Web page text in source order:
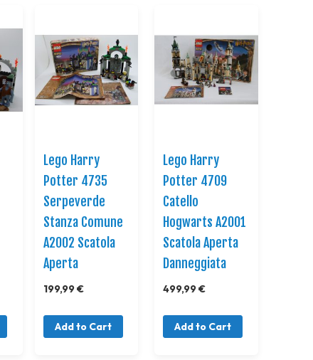
Lego Harry
Potter 4735
Serpeverde
Stanza Comune
A2002 Scatola
Aperta
199,99 €
Add to Cart
Lego Harry
Potter 4709
Catello
Hogwarts A2001
Scatola Aperta
Danneggiata
499,99 €
Add to Cart